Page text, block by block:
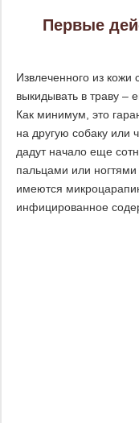
Первые
Извлеченного из кожи
выкидывать в траву –
Как минимум, это
на другую собаку или
дадут начало еще
пальцами или
имеются
инфицированное